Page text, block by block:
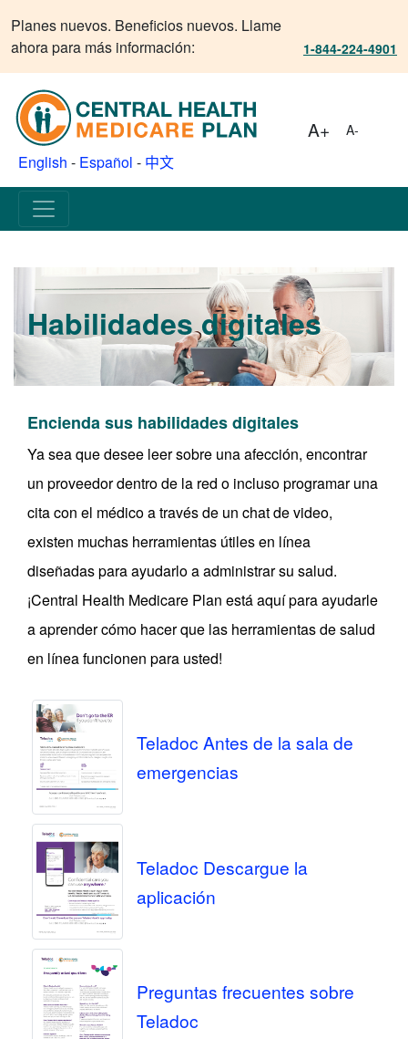
Planes nuevos. Beneficios nuevos. Llame
ahora para más información:
1-844-224-4901
English - Español - 中文
A+ A-
Habilidades digitales
Encienda sus habilidades digitales
Ya sea que desee leer sobre una afección, encontrar
un proveedor dentro de la red o incluso programar una
cita con el médico a través de un chat de video,
existen muchas herramientas útiles en línea
diseñadas para ayudarlo a administrar su salud.
¡Central Health Medicare Plan está aquí para ayudarle
a aprender cómo hacer que las herramientas de salud
en línea funcionen para usted!
Teladoc Antes de la sala de
emergencias
Teladoc Descargue la
aplicación
Preguntas frecuentes sobre
Teladoc